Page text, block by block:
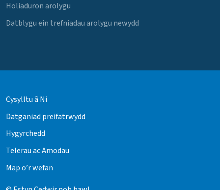
Holiaduron arolygu
Datblygu ein trefniadau arolygu newydd
Cysylltu â Ni
Datganiad preifatrwydd
Hygyrchedd
Telerau ac Amodau
Map o’r wefan